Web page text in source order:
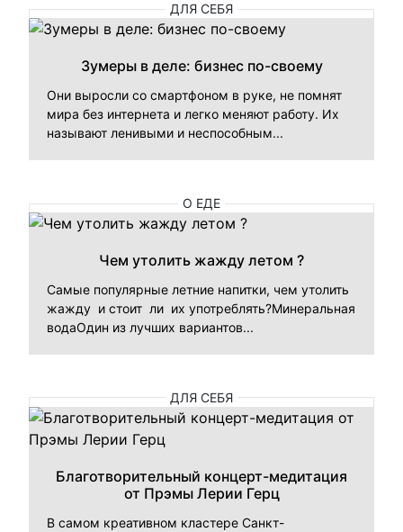
ДЛЯ СЕБЯ
Зумеры в деле: бизнес по-своему
Они выросли со смартфоном в руке, не помнят
мира без интернета и легко меняют работу. Их
называют ленивыми и неспособным...
О ЕДЕ
Чем утолить жажду летом ?
Самые популярные летние напитки, чем утолить
жажду и стоит ли их употреблять?Минеральная
водаОдин из лучших вариантов...
ДЛЯ СЕБЯ
Благотворительный концерт-медитация
от Прэмы Лерии Герц
В самом креативном кластере Санкт-